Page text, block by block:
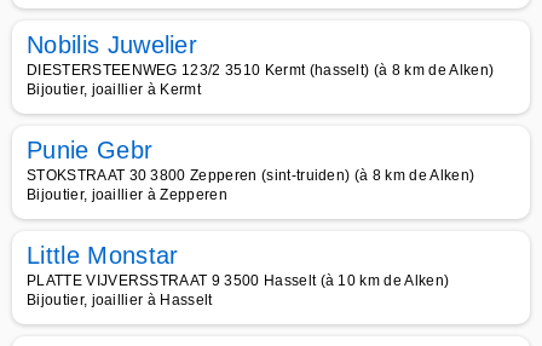
Nobilis Juwelier
DIESTERSTEENWEG 123/2 3510 Kermt (hasselt) (à 8 km de Alken)
Bijoutier, joaillier à Kermt
Punie Gebr
STOKSTRAAT 30 3800 Zepperen (sint-truiden) (à 8 km de Alken)
Bijoutier, joaillier à Zepperen
Little Monstar
PLATTE VIJVERSSTRAAT 9 3500 Hasselt (à 10 km de Alken)
Bijoutier, joaillier à Hasselt